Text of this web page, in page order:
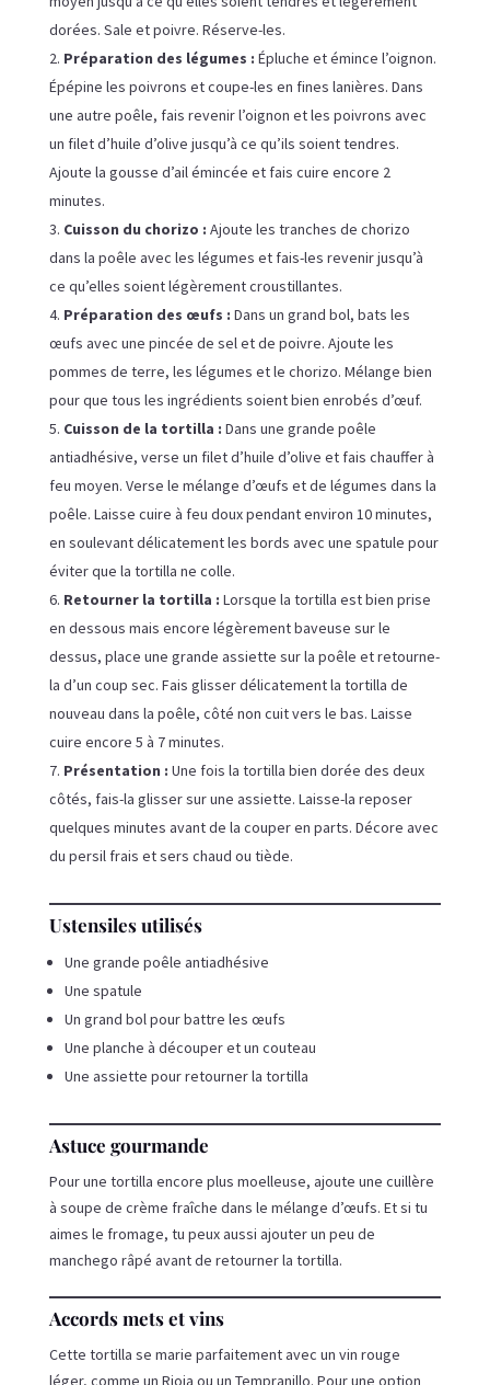
dorées. Sale et poivre. Réserve-les.
Préparation des légumes : Épluche et émince l’oignon.
Épépine les poivrons et coupe-les en fines lanières. Dans
une autre poêle, fais revenir l’oignon et les poivrons avec
un filet d’huile d’olive jusqu’à ce qu’ils soient tendres.
Ajoute la gousse d’ail émincée et fais cuire encore 2
minutes.
Cuisson du chorizo : Ajoute les tranches de chorizo
dans la poêle avec les légumes et fais-les revenir jusqu’à
ce qu’elles soient légèrement croustillantes.
Préparation des œufs : Dans un grand bol, bats les
œufs avec une pincée de sel et de poivre. Ajoute les
pommes de terre, les légumes et le chorizo. Mélange bien
pour que tous les ingrédients soient bien enrobés d’œuf.
Cuisson de la tortilla : Dans une grande poêle
antiadhésive, verse un filet d’huile d’olive et fais chauffer à
feu moyen. Verse le mélange d’œufs et de légumes dans la
poêle. Laisse cuire à feu doux pendant environ 10 minutes,
en soulevant délicatement les bords avec une spatule pour
éviter que la tortilla ne colle.
Retourner la tortilla : Lorsque la tortilla est bien prise
en dessous mais encore légèrement baveuse sur le
dessus, place une grande assiette sur la poêle et retourne-
la d’un coup sec. Fais glisser délicatement la tortilla de
nouveau dans la poêle, côté non cuit vers le bas. Laisse
cuire encore 5 à 7 minutes.
Présentation : Une fois la tortilla bien dorée des deux
côtés, fais-la glisser sur une assiette. Laisse-la reposer
quelques minutes avant de la couper en parts. Décore avec
du persil frais et sers chaud ou tiède.
Ustensiles utilisés
Une grande poêle antiadhésive
Une spatule
Un grand bol pour battre les œufs
Une planche à découper et un couteau
Une assiette pour retourner la tortilla
Astuce gourmande
Pour une tortilla encore plus moelleuse, ajoute une cuillère
à soupe de crème fraîche dans le mélange d’œufs. Et si tu
aimes le fromage, tu peux aussi ajouter un peu de
manchego râpé avant de retourner la tortilla.
Accords mets et vins
Cette tortilla se marie parfaitement avec un vin rouge
léger, comme un Rioja ou un Tempranillo. Pour une option